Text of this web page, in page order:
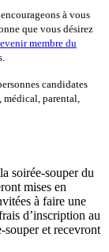
à vous
que vous désirez
membre du
candidates
médical, parental,
soirée-souper du
mises en
à faire une
d’inscription au
et recevront